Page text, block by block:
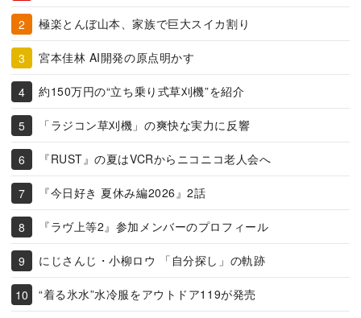
極楽とんぼ山本、家族で巨大スイカ割り
宮本佳林 AI開発の原点明かす
約150万円の“立ち乗り式草刈機”を紹介
「ラジコン草刈機」の爽快な実力に反響
『RUST』の夏はVCRからニコニコ老人会へ
『今日好き 夏休み編2026』2話
『ラヴ上等2』参加メンバーのプロフィール
にじさんじ・小柳ロウ 「自分探し」の軌跡
“着る氷水”水冷服をアウトドア119が発売